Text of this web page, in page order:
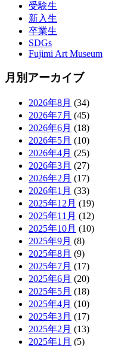
受験生
新入生
卒業生
SDGs
Fujimi Art Museum
月別アーカイブ
2026年8月 (34)
2026年7月 (45)
2026年6月 (18)
2026年5月 (10)
2026年4月 (25)
2026年3月 (27)
2026年2月 (17)
2026年1月 (33)
2025年12月 (19)
2025年11月 (12)
2025年10月 (10)
2025年9月 (8)
2025年8月 (9)
2025年7月 (17)
2025年6月 (20)
2025年5月 (18)
2025年4月 (10)
2025年3月 (17)
2025年2月 (13)
2025年1月 (5)